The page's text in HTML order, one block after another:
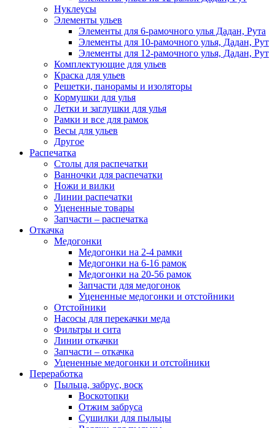
Нуклеусы
Элементы ульев
Элементы для 6-рамочного улья Дадан, Рута
Элементы для 10-рамочного улья, Дадан, Рут
Элементы для 12-рамочного улья, Дадан, Рут
Комплектующие для ульев
Краска для ульев
Решетки, панорамы и изоляторы
Кормушки для улья
Летки и заглушки для улья
Рамки и все для рамок
Весы для ульев
Другое
Распечатка
Столы для распечатки
Ванночки для распечатки
Ножи и вилки
Линии распечатки
Уцененные товары
Запчасти – распечатка
Откачка
Медогонки
Медогонки на 2-4 рамки
Медогонки на 6-16 рамок
Медогонки на 20-56 рамок
Запчасти для медогонок
Уцененные медогонки и отстойники
Отстойники
Насосы для перекачки меда
Фильтры и сита
Линии откачки
Запчасти – откачка
Уцененные медогонки и отстойники
Переработка
Пыльца, забрус, воск
Воскотопки
Отжим забруса
Сушилки для пыльцы